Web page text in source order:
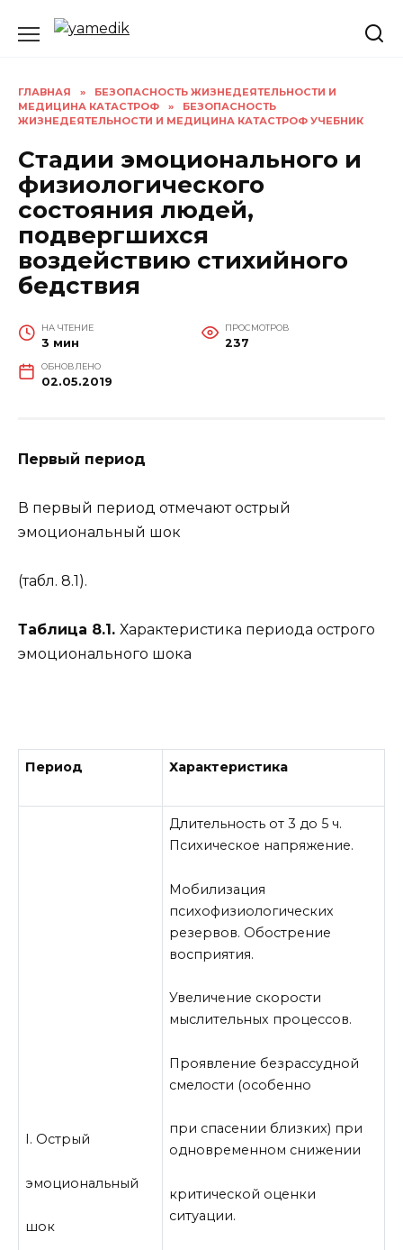
ГЛАВНАЯ »
БЕЗОПАСНОСТЬ ЖИЗНЕДЕЯТЕЛЬНОСТИ И
МЕДИЦИНА КАТАСТРОФ
»
БЕЗОПАСНОСТЬ
ЖИЗНЕДЕЯТЕЛЬНОСТИ И МЕДИЦИНА КАТАСТРОФ УЧЕБНИК
Стадии эмоционального и
физиологического
состояния людей,
подвергшихся
воздействию стихийного
бедствия
НА ЧТЕНИЕ
3 мин
ПРОСМОТРОВ
237
ОБНОВЛЕНО
02.05.2019
Первый период
В первый период отмечают острый
эмоциональный шок
(табл. 8.1).
Таблица 8.1. Характеристика периода острого
эмоционального шока
Период Характеристика
I. Острый
эмоциональный
шок
Длительность от 3 до 5 ч.
Психическое напряжение.
Мобилизация
психофизиологических
резервов. Обострение
восприятия.
Увеличение скорости
мыслительных процессов.
Проявление безрассудной
смелости (особенно
при спасении близких) при
одновременном снижении
критической оценки
ситуации.